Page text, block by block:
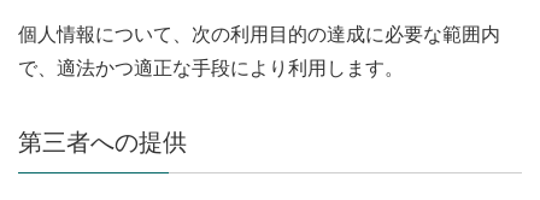
個人情報について、次の利用目的の達成に必要な範囲内
で、適法かつ適正な手段により利用します。
第三者への提供